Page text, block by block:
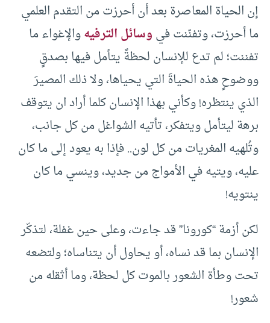
إن الحياة المعاصرة بعد أن أحرزت من التقدم العلمي
ما أحرزت، وتفنّنت فيوسائل الترفيهوالإغواء ما
تفننت؛ لم تدع للإنسان لحظةً يتأمل فيها بصدقٍ
ووضوحٍ هذه الحياةَ التي يحياها، ولا ذلك المصيرَ
الذي ينتظره! وكأني بهذا الإنسان كلما أراد ان يتوقف
برهة ليتأمل ويتفكر، تأتيه الشواغل من كل جانب،
وتُلهيه المغريات من كل لون.. فإذا به يعود إلى ما كان
عليه، ويتيه في الأمواج من جديد، وينسي ما كان
ينتويه!
لكن أزمة “كورونا” قد جاءت، وعلى حين غفلة، لتذكّر
الإنسان بما قد نساه، أو يحاول أن يتناساه؛ ولتضعه
تحت وطأة الشعور بالموت كل لحظة، وما أثقله من
شعور!